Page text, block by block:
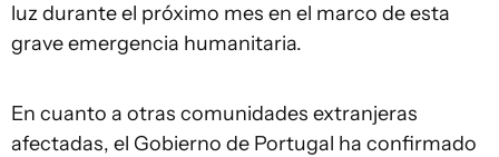
luz durante el próximo mes en el marco de esta
grave emergencia humanitaria.
En cuanto a otras comunidades extranjeras
afectadas, el Gobierno de Portugal ha confirmado